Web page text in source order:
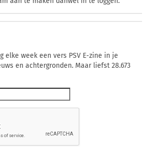
elke week een vers PSV E-zine in je
en achtergronden. Maar liefst 28.673